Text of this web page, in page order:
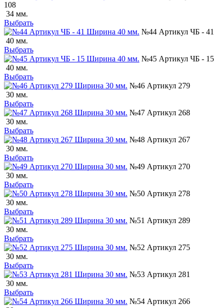
108
34 мм.
Выбрать
№44 Артикул ЧБ - 41
40 мм.
Выбрать
№45 Артикул ЧБ - 15
40 мм.
Выбрать
№46 Артикул 279
30 мм.
Выбрать
№47 Артикул 268
30 мм.
Выбрать
№48 Артикул 267
30 мм.
Выбрать
№49 Артикул 270
30 мм.
Выбрать
№50 Артикул 278
30 мм.
Выбрать
№51 Артикул 289
30 мм.
Выбрать
№52 Артикул 275
30 мм.
Выбрать
№53 Артикул 281
30 мм.
Выбрать
№54 Артикул 266